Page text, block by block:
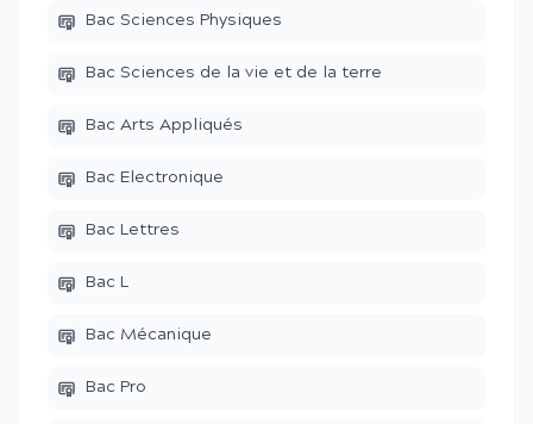
Bac Sciences Physiques
Bac Sciences de la vie et de la terre
Bac Arts Appliqués
Bac Electronique
Bac Lettres
Bac L
Bac Mécanique
Bac Pro